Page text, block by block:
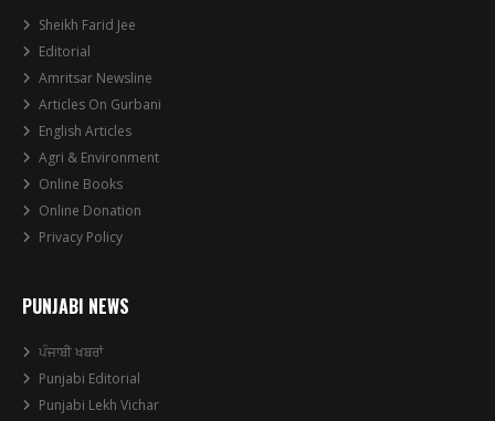
Sheikh Farid Jee
Editorial
Amritsar Newsline
Articles On Gurbani
English Articles
Agri & Environment
Online Books
Online Donation
Privacy Policy
PUNJABI NEWS
ਪੰਜਾਬੀ ਖਬਰਾਂ
Punjabi Editorial
Punjabi Lekh Vichar